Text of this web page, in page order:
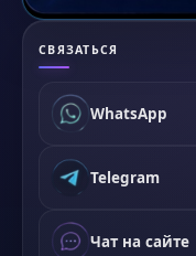
СВЯЗАТЬСЯ
WhatsApp
Telegram
Чат на сайте